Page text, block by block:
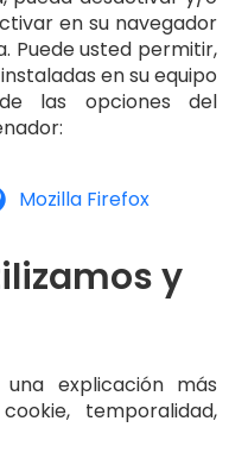
en su navegador
Puede usted permitir,
en su equipo
las opciones del
Mozilla Firefox
y
explicación más
temporalidad,